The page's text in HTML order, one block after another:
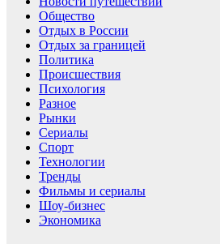
Общество
Отдых в России
Отдых за границей
Политика
Происшествия
Психология
Разное
Рынки
Сериалы
Спорт
Технологии
Тренды
Фильмы и сериалы
Шоу-бизнес
Экономика